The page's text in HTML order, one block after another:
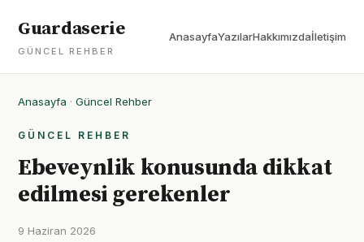
Guardaserie
GÜNCEL REHBER
AnasayfaYazılarHakkımızdaİletişim
Anasayfa · Güncel Rehber
GÜNCEL REHBER
Ebeveynlik konusunda dikkat
edilmesi gerekenler
9 Haziran 2026